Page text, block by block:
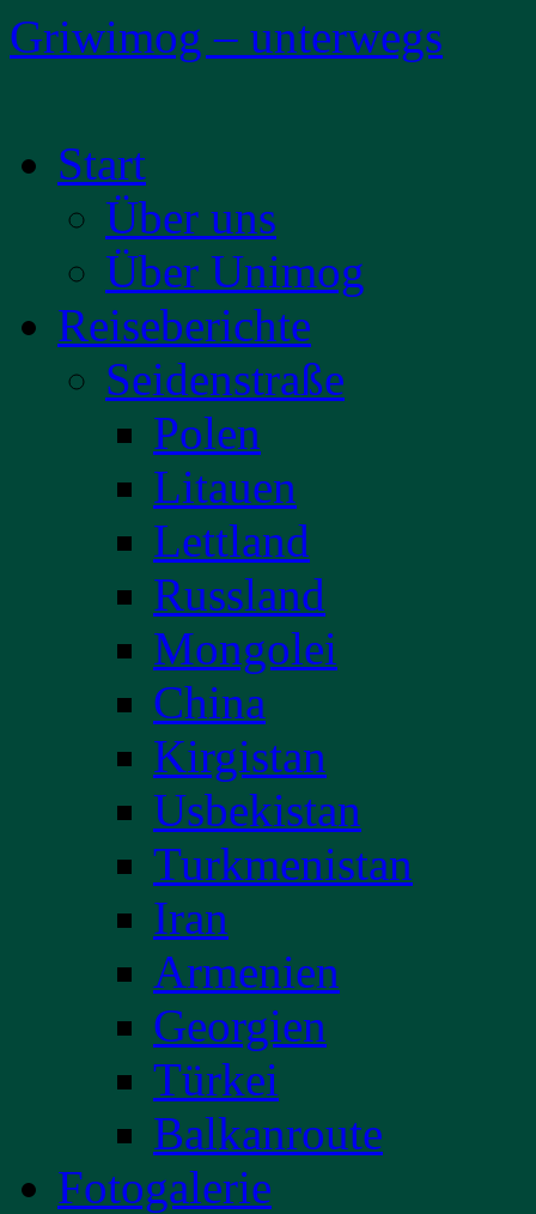
Griwimog – unterwegs
Inhalt
springenStart
Über uns
Über Unimog
Reiseberichte
Seidenstraße
Polen
Litauen
Lettland
Russland
Mongolei
China
Kirgistan
Usbekistan
Turkmenistan
Iran
Armenien
Georgien
Türkei
Balkanroute
Fotogalerie